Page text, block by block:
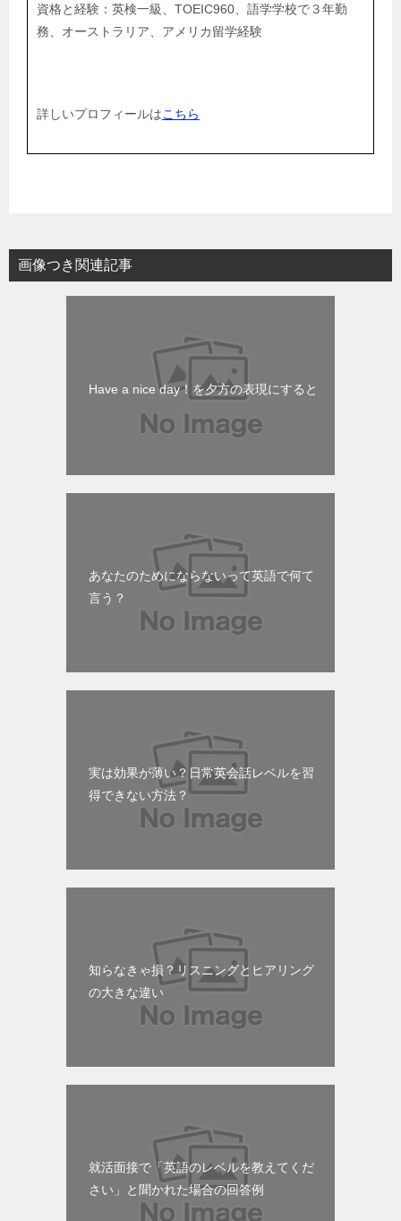
資格と経験：英検一級、TOEIC960、語学学校で３年勤
務、オーストラリア、アメリカ留学経験
詳しいプロフィールはこちら
画像つき関連記事
Have a nice day！を夕方の表現にすると
あなたのためにならないって英語で何て
言う？
実は効果が薄い？日常英会話レベルを習
得できない方法？
知らなきゃ損？リスニングとヒアリング
の大きな違い
就活面接で「英語のレベルを教えてくだ
さい」と聞かれた場合の回答例